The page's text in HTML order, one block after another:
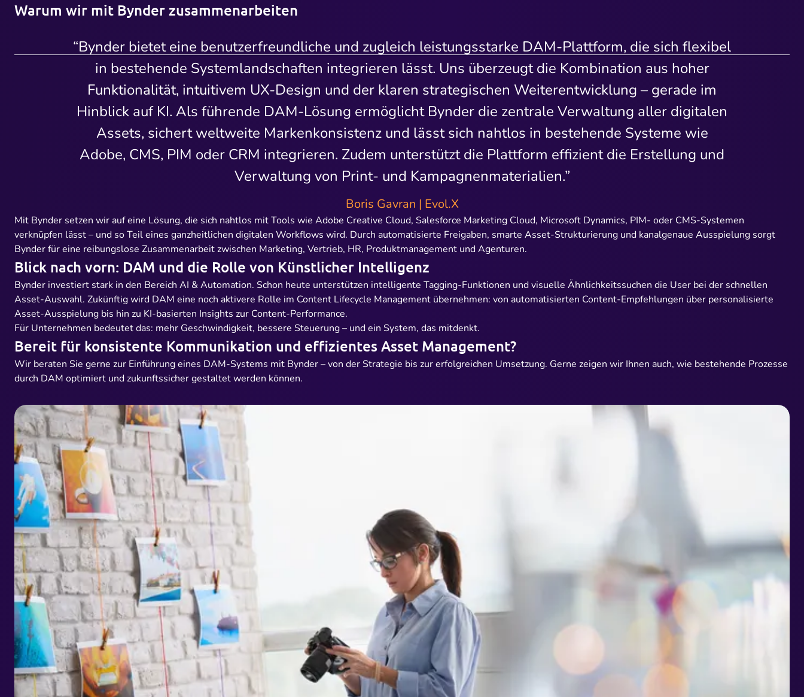
Warum wir mit Bynder zusammenarbeiten
“Bynder bietet eine benutzerfreundliche und zugleich leistungsstarke DAM-Plattform, die sich flexibel
in bestehende Systemlandschaften integrieren lässt. Uns überzeugt die Kombination aus hoher
Funktionalität, intuitivem UX-Design und der klaren strategischen Weiterentwicklung – gerade im
Hinblick auf KI. Als führende DAM-Lösung ermöglicht Bynder die zentrale Verwaltung aller digitalen
Assets, sichert weltweite Markenkonsistenz und lässt sich nahtlos in bestehende Systeme wie
Adobe, CMS, PIM oder CRM integrieren. Zudem unterstützt die Plattform effizient die Erstellung und
Verwaltung von Print- und Kampagnenmaterialien.”
Boris Gavran | Evol.X
Mit Bynder setzen wir auf eine Lösung, die sich nahtlos mit Tools wie Adobe Creative Cloud, Salesforce Marketing Cloud, Microsoft Dynamics, PIM- oder CMS-Systemen
verknüpfen lässt – und so Teil eines ganzheitlichen digitalen Workflows wird. Durch automatisierte Freigaben, smarte Asset-Strukturierung und kanalgenaue Ausspielung sorgt
Bynder für eine reibungslose Zusammenarbeit zwischen Marketing, Vertrieb, HR, Produktmanagement und Agenturen.
Blick nach vorn: DAM und die Rolle von Künstlicher Intelligenz
Bynder investiert stark in den Bereich AI & Automation. Schon heute unterstützen intelligente Tagging-Funktionen und visuelle Ähnlichkeitssuchen die User bei der schnellen
Asset-Auswahl. Zukünftig wird DAM eine noch aktivere Rolle im Content Lifecycle Management übernehmen: von automatisierten Content-Empfehlungen über personalisierte
Asset-Ausspielung bis hin zu KI-basierten Insights zur Content-Performance.
Für Unternehmen bedeutet das: mehr Geschwindigkeit, bessere Steuerung – und ein System, das mitdenkt.
Bereit für konsistente Kommunikation und effizientes Asset Management?
Wir beraten Sie gerne zur Einführung eines DAM-Systems mit Bynder – von der Strategie bis zur erfolgreichen Umsetzung. Gerne zeigen wir Ihnen auch, wie bestehende Prozesse
durch DAM optimiert und zukunftssicher gestaltet werden können.